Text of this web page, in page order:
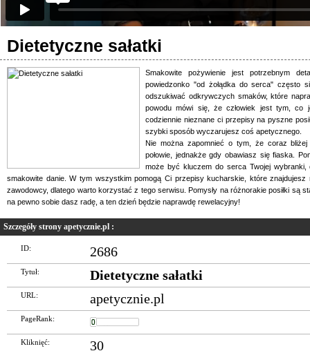
Dietetyczne sałatki
Smakowite pożywienie jest potrzebnym
powiedzonko "od żołądka do serca" często
odszukiwać odkrywczych smaków, które
powodu mówi się, że człowiek jest tym, co
codziennie nieznane ci przepisy na pyszne
szybki sposób wyczarujesz coś apetycznego.
Nie można zapomnieć o tym, że coraz
połowie, jednakże gdy obawiasz się fiaska.
może być kluczem do serca Twojej
smakowite danie. W tym wszystkim pomogą Ci przepisy kucharskie, które
zawodowcy, dlatego warto korzystać z tego serwisu. Pomysły na różnorakie posiłki są
na pewno sobie dasz radę, a ten dzień będzie naprawdę rewelacyjny!
Szczegóły strony apetycznie.pl :
ID: 2686
Tytuł: Dietetyczne sałatki
URL: apetycznie.pl
PageRank:
Kliknięć: 30